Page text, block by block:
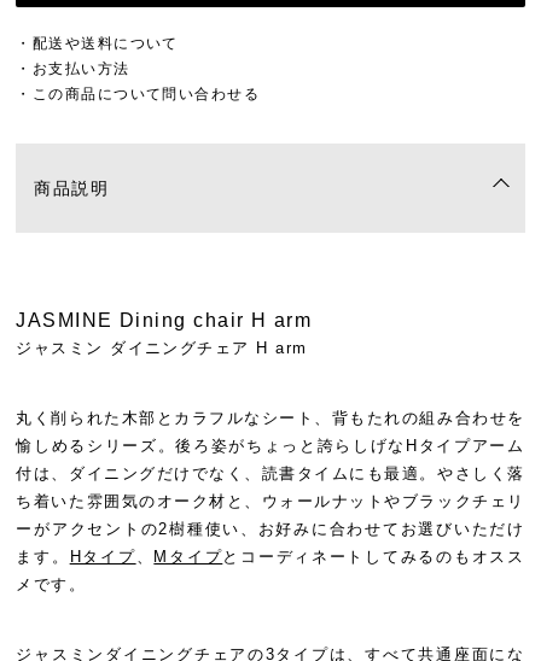
・配送や送料について
・お支払い方法
・この商品について問い合わせる
商品説明
JASMINE Dining chair H arm
ジャスミン ダイニングチェア H arm
丸く削られた木部とカラフルなシート、背もたれの組み合わせを
愉しめるシリーズ。後ろ姿がちょっと誇らしげなHタイプアーム
付は、ダイニングだけでなく、読書タイムにも最適。やさしく落
ち着いた雰囲気のオーク材と、ウォールナットやブラックチェリ
ーがアクセントの2樹種使い、お好みに合わせてお選びいただけ
ます。
Hタイプ、 Mタイプとコーディネートしてみるのもオスス
メです。
ジャスミンダイニングチェアの3タイプは、すべて共通座面にな